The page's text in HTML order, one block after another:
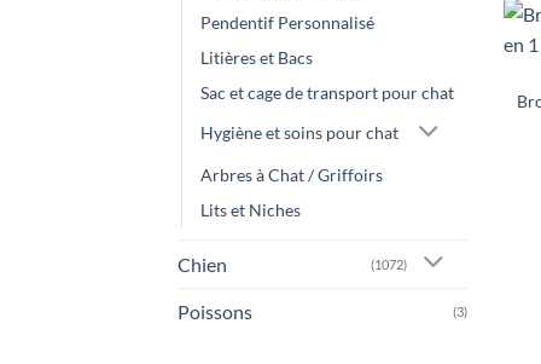
Pendentif Personnalisé
Litières et Bacs
Sac et cage de transport pour chat
Hygiène et soins pour chat
Arbres à Chat / Griffoirs
Lits et Niches
Chien (1072)
Poissons (3)